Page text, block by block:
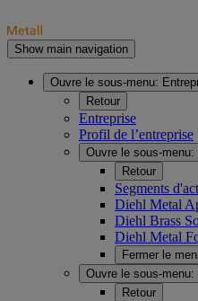
Show main navigation
Ouvre le sous-menu:
Retour
Entreprise
Profil de l’entreprise
Ouvre le sous-menu:
Retour
Segments
Diehl Metal
Diehl Brass
Diehl Metal
Fermer le
Ouvre le sous-menu:
Retour